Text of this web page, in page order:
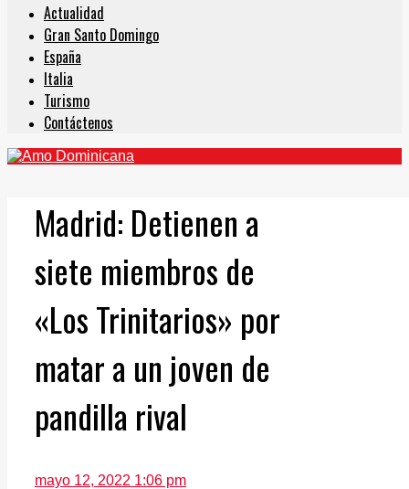
Actualidad
Gran Santo Domingo
España
Italia
Turismo
Contáctenos
Madrid: Detienen a
siete miembros de
«Los Trinitarios» por
matar a un joven de
pandilla rival
mayo 12, 2022 1:06 pm